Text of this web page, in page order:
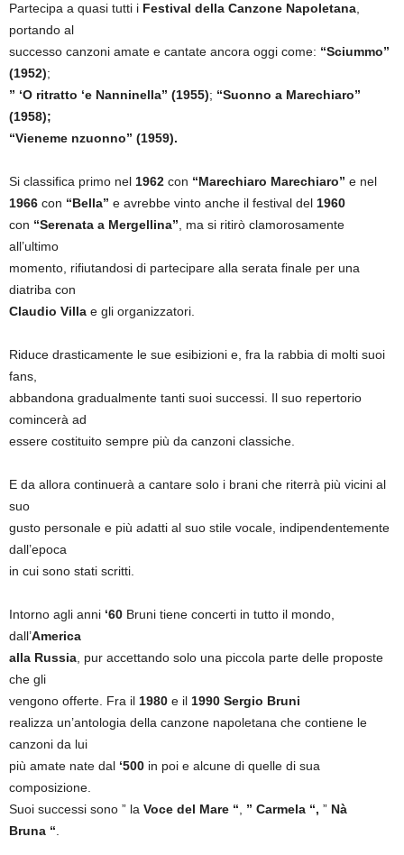
Partecipa a quasi tutti i Festival della Canzone Napoletana
portando al
successo canzoni amate e cantate ancora oggi come: “Sciummo”
(1952);
” ‘O ritratto ‘e Nanninella” (1955); “Suonno a Marechiaro”
(1958);
“Vieneme nzuonno” (1959).
Si classifica primo nel 1962 con “Marechiaro Marechiaro” e nel
1966 con “Bella” e avrebbe vinto anche il festival del 1960
con “Serenata a Mergellina” , ma si ritirò clamorosamente
all’ultimo
momento, rifiutandosi di partecipare alla serata finale per una
diatriba con
Claudio Villa e gli organizzatori.
Riduce drasticamente le sue esibizioni e, fra la rabbia di molti suoi
fans,
abbandona gradualmente tanti suoi successi. Il suo repertorio
comincerà ad
essere costituito sempre più da canzoni classiche.
E da allora continuerà a cantare solo i brani che riterrà più vicini al
suo
gusto personale e più adatti al suo stile vocale, indipendentemente
dall’epoca
in cui sono stati scritti.
Intorno agli anni ‘60 Bruni tiene concerti in tutto il mondo,
dall’America
alla Russia , pur accettando solo una piccola parte delle proposte
che gli
vengono offerte. Fra il 1980 e il 1990 Sergio Bruni
realizza un’antologia della canzone napoletana che contiene le
canzoni da lui
più amate nate dal ‘500 in poi e alcune di quelle di sua
composizione.
Suoi successi sono ” la Voce del Mare “ ” Carmela “, ” Nà
Bruna “